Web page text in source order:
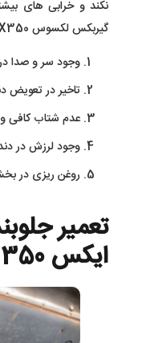
نکند و خرابی های
گیربکس لکسوس RX350 به شرح زیر هستند:
وجود سر و صدا
تاخیر در تعویض
عدم شتاب کافی
وجود لرزش در
روغن ریزی در
تعمیر
ایکس 350